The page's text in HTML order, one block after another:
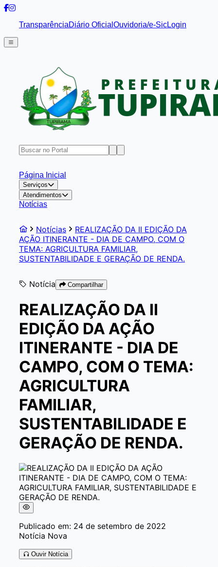
TransparênciaDiário Oficial Ouvidoria/e-SicLogin
Página Inicial
Serviços
Atendimentos
Notícias
Notícias
REALIZAÇÃO DA II EDIÇÃO DA
AÇÃO ITINERANTE - DIA DE CAMPO, COM O
TEMA: AGRICULTURA FAMILIAR,
SUSTENTABILIDADE E GERAÇÃO DE RENDA.
Notícia Compartilhar
REALIZAÇÃO DA II
EDIÇÃO DA AÇÃO
ITINERANTE - DIA DE
CAMPO, COM O TEMA:
AGRICULTURA
FAMILIAR,
SUSTENTABILIDADE E
GERAÇÃO DE RENDA.
Publicado em: 24 de setembro de 2022
Notícia Nova
Ouvir Notícia